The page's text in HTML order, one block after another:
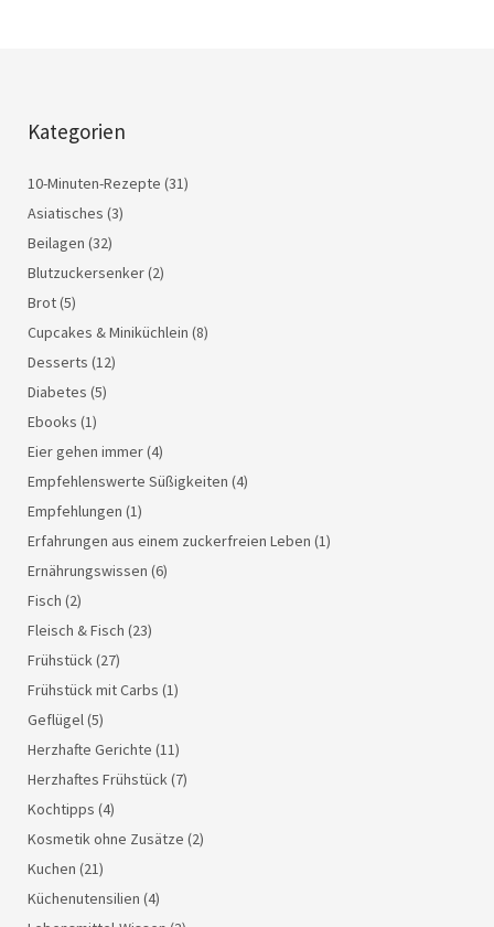
Kategorien
10-Minuten-Rezepte (31)
Asiatisches (3)
Beilagen (32)
Blutzuckersenker(2)
Brot(5)
Cupcakes & Miniküchlein (8)
Desserts (12)
Diabetes (5)
Ebooks (1)
Eier gehen immer(4)
Empfehlenswerte Süßigkeiten (4)
Empfehlungen (1)
Erfahrungen aus einem zuckerfreien Leben (1)
Ernährungswissen (6)
Fisch (2)
Fleisch & Fisch (23)
Frühstück(27)
Frühstück mit Carbs (1)
Geflügel(5)
Herzhafte Gerichte (11)
Herzhaftes Frühstück(7)
Kochtipps (4)
Kosmetik ohne Zusätze (2)
Kuchen (21)
Küchenutensilien (4)